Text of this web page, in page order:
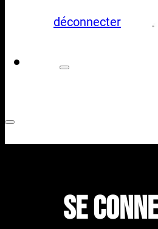
déconnecter
SE